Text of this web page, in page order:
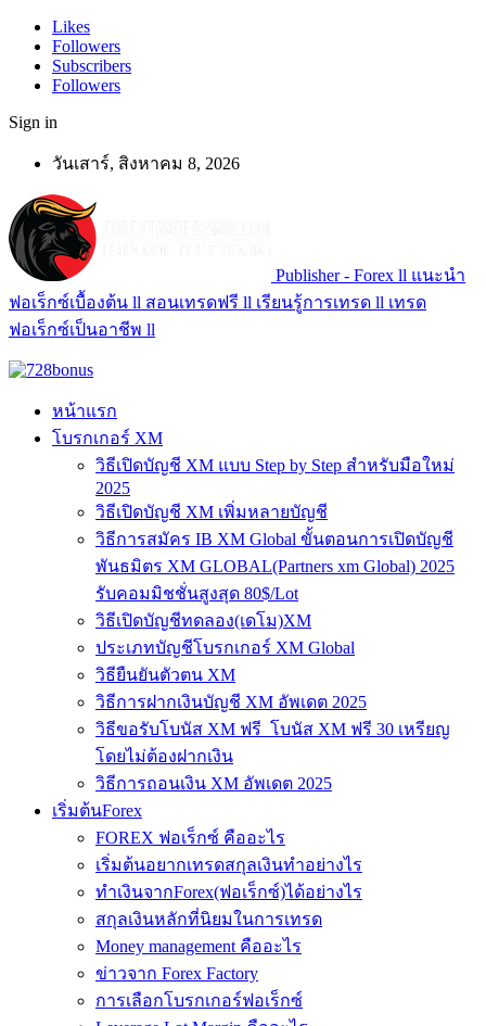
Likes
Followers
Subscribers
Followers
Sign in
วันเสาร์, สิงหาคม 8, 2026
Publisher - Forex ll แนะนำ
ฟอเร็กซ์เบื้องต้น ll สอนเทรดฟรี ll เรียนรู้การเทรด ll เทรด
ฟอเร็กซ์เป็นอาชีพ ll
หน้าแรก
โบรกเกอร์ XM
วิธีเปิดบัญชี XM แบบ Step by Step สำหรับมือใหม่
2025
วิธีเปิดบัญชี XM เพิ่มหลายบัญชี
วิธีการสมัคร IB XM Global ขั้นตอนการเปิดบัญชี
พันธมิตร XM GLOBAL(Partners xm Global) 2025
รับคอมมิชชั่นสูงสุด 80$/Lot
วิธีเปิดบัญชีทดลอง(เดโม)XM
ประเภทบัญชีโบรกเกอร์ XM Global
วิธียืนยันตัวตน XM
วิธีการฝากเงินบัญชี XM อัพเดต 2025
วิธีขอรับโบนัส XM ฟรี โบนัส XM ฟรี 30 เหรียญ
โดยไม่ต้องฝากเงิน
วิธีการถอนเงิน XM อัพเดต 2025
เริ่มต้นForex
FOREX ฟอเร็กซ์ คืออะไร
เริ่มต้นอยากเทรดสกุลเงินทำอย่างไร
ทำเงินจากForex(ฟอเร็กซ์)ได้อย่างไร
สกุลเงินหลักที่นิยมในการเทรด
Money management คืออะไร
ข่าวจาก Forex Factory
การเลือกโบรกเกอร์ฟอเร็กซ์